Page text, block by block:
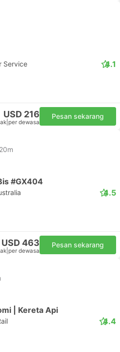
Service 4.1
USD 216
per dewasa
Pesan sekarang
#GX404
4.5
USD 463
per dewasa
Pesan sekarang
| Kereta Api
4.4